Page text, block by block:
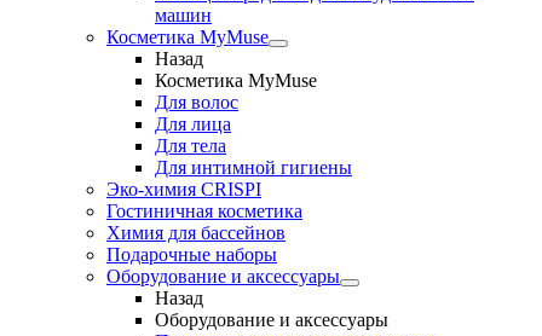
машин
Косметика MyMuse
Назад
Косметика MyMuse
Для волос
Для лица
Для тела
Для интимной гигиены
Эко-химия CRISPI
Гостиничная косметика
Химия для бассейнов
Подарочные наборы
Оборудование и аксессуары
Назад
Оборудование и аксессуары